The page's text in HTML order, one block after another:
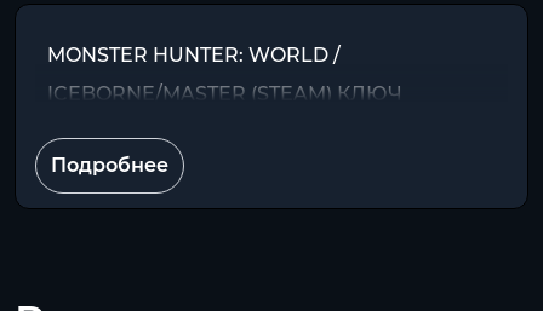
MONSTER HUNTER: WORLD /
ICEBORNE/MASTER (STEAM) КЛЮЧ
Подробнее